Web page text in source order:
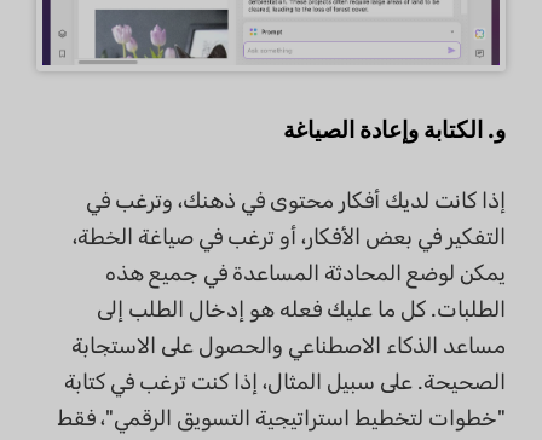
و. الكتابة وإعادة الصياغة
إذا كانت لديك أفكار محتوى في ذهنك، وترغب في
التفكير في بعض الأفكار، أو ترغب في صياغة الخطة،
يمكن لوضع المحادثة المساعدة في جميع هذه
الطلبات. كل ما عليك فعله هو إدخال الطلب إلى
مساعد الذكاء الاصطناعي والحصول على الاستجابة
الصحيحة. على سبيل المثال، إذا كنت ترغب في كتابة
"خطوات لتخطيط استراتيجية التسويق الرقمي"، فقط